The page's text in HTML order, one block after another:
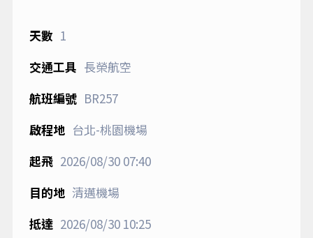
1
長榮航空
BR257
台北-桃園機場
2026/08/3007:40
清邁機場
2026/08/3010:25